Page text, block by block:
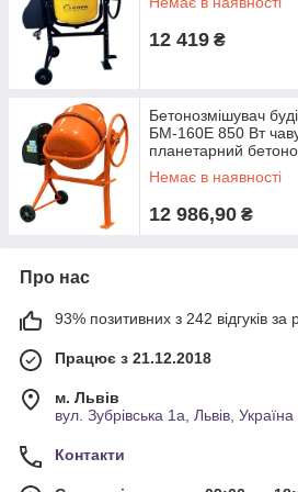
12 419 ₴
Бетонозмішувач
БМ-160Е 850 Вт
планетарний
Немає в наявності
12 986,90 ₴
Про нас
93% позитивних з 242 відгуків за
Працює з 21.12.2018
м. Львів
вул. Зубрівська 1а, Львів, Україна
Контакти